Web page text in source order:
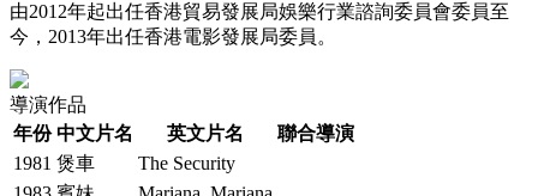
由2012年起出任香港貿易發展局娛樂行業諮詢委員會委員至
今，2013年出任香港電影發展局委員。
導演作品
年份 中文片名 英文片名
聯合導演
1981 煲車
The Security